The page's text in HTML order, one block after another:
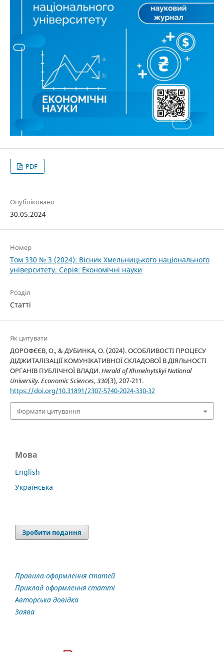
PDF
Опубліковано
30.05.2024
Номер
Том 330 № 3 (2024): Вісник Хмельницького національного
університету. Серія: Економічні науки
Розділ
Статті
Як цитувати
ДОРОФЄЄВ, О., & ДУБИНКА, О. (2024). ОСОБЛИВОСТІ ПРОЦЕСУ
ДІДЖИТАЛІЗАЦІЇ КОМУНІКАТИВНОЇ СКЛАДОВОЇ В ДІЯЛЬНОСТІ
ОРГАНІВ ПУБЛІЧНОЇ ВЛАДИ.Herald of Khmelnytskyi National
University. Economic Sciences,330(3), 207-211.
https://doi.org/10.31891/2307-5740-2024-330-32
Формати цитування
Мова
English
Українська
Зробити подання
Правила оформлення статей
Приклад оформлення статті
Авторська довідка
Заява